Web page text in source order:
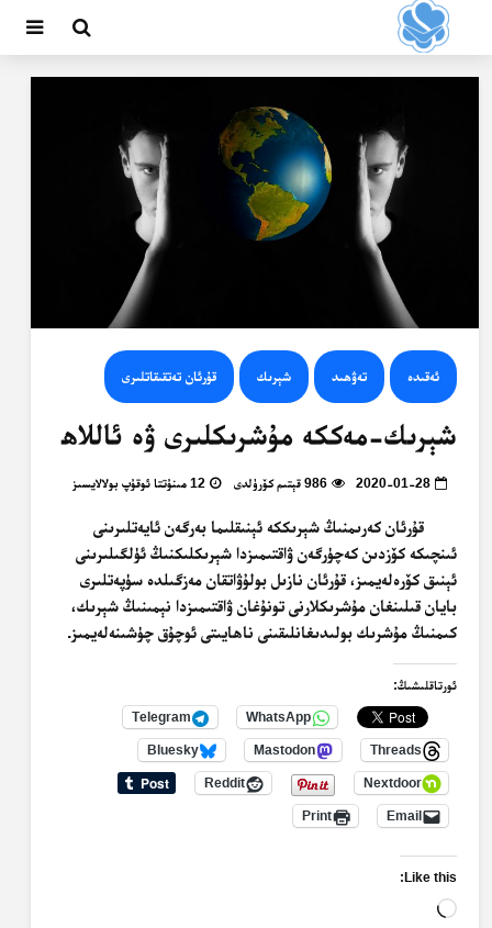
ئەقىدە تەۋھىد شېرىك قۇرئان تەتقىقاتلىرى
شېرىك-مەككە مۇشرىكلىرى ۋە ئاللاھ
2020-01-28 986 قېتىم كۆرۈلدى 12 مىنۇتتا ئوقۇپ بولالايسىز
قۇرئان كەرىمنىڭ شېرىككە ئېنىقلىما بەرگەن ئايەتلىرىنى
ئىنچىكە كۆزدىن كەچۈرگەن ۋاقتىمىزدا شېرىكلىكنىڭ ئۈلگىلىرىنى
ئېنىق كۆرەلەيمىز، قۇرئان نازىل بولۇۋاتقان مەزگىلدە سۈپەتلىرى
بايان قىلىنغان مۇشرىكلارنى تونۇغان ۋاقتىمىزدا نېمىنىڭ شېرىك،
كىمنىڭ مۇشرىك بولىدىغانلىقىنى ناھايىتى ئوچۇق چۈشىنەلەيمىز.
ئورتاقلىشىڭ:
WhatsApp
Telegram
Threads
Mastodon
Bluesky
Nextdoor
Reddit
Email
Print
Like this:
Loading…